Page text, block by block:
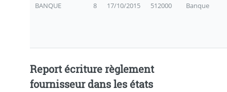
BANQUE 8 17/10/2015 512000 Banque
Report écriture règlement
fournisseur dans les états